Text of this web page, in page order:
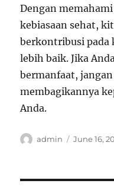
Dengan
kebiasaan sehat,
berkontribusi pada
lebih baik. Jika
bermanfaat,
membagikannya
Anda.
Author
admin
Posted
June 16,